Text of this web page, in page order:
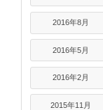
2016年8月
2016年5月
2016年2月
2015年11月